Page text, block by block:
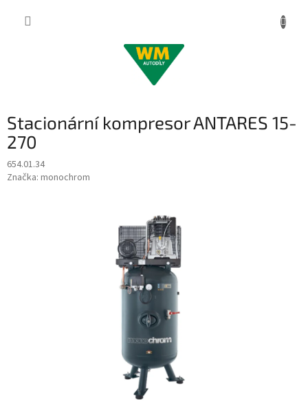
Stacionární kompresor ANTARES 15-
270
654.01.34
Značka: monochrom